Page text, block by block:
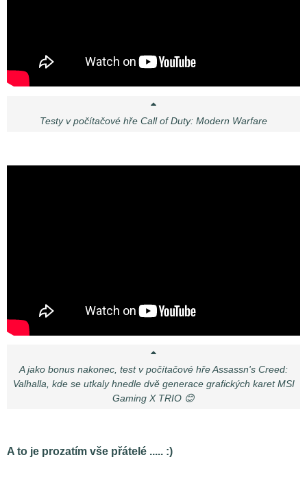
Testy v počítačové hře Call of Duty: Modern Warfare
A jako bonus nakonec, test v počítačové hře Assassn's Creed:
Valhalla, kde se utkaly hnedle dvě generace grafických karet MSI
Gaming X TRIO 😊
A to je prozatím vše přátelé ..... :)